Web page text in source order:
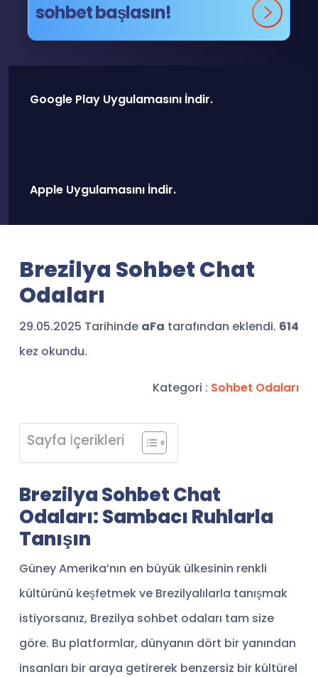
sohbet başlasın!
Google Play Uygulamasını İndir.
Apple Uygulamasını İndir.
Brezilya Sohbet Chat
Odaları
29.05.2025 Tarihinde aFa tarafından eklendi. 614
kez okundu.
Kategori : Sohbet Odaları
Sayfa İçerikleri
Brezilya Sohbet Chat
Odaları: Sambacı Ruhlarla
Tanışın
Güney Amerika’nın en büyük ülkesinin renkli
kültürünü keşfetmek ve Brezilyalılarla tanışmak
istiyorsanız, Brezilya sohbet odaları tam size
göre. Bu platformlar, dünyanın dört bir yanından
insanları bir araya getirerek benzersiz bir kültürel